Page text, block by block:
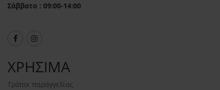
Σάββατο : 09:00-14:00
ΧΡΗΣΙΜΑ
Τρόποι παραγγελίας